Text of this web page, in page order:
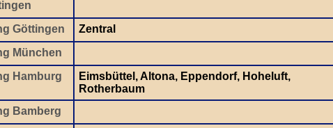
Göttingen
Zentral
München
Hamburg
Eimsbüttel, Altona, Eppendorf, Hoheluft,
Rotherbaum
Bamberg